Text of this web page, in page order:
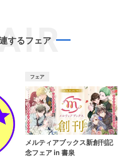
するフェア
フェア
メルティアブックス新創刊記
念フェア in 書泉